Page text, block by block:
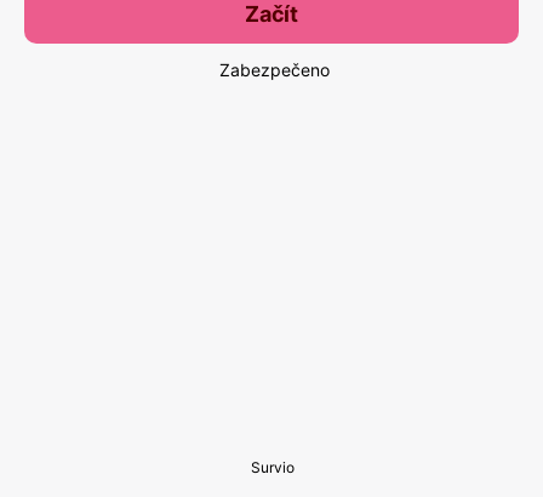
Začít
Zabezpečeno
Survio